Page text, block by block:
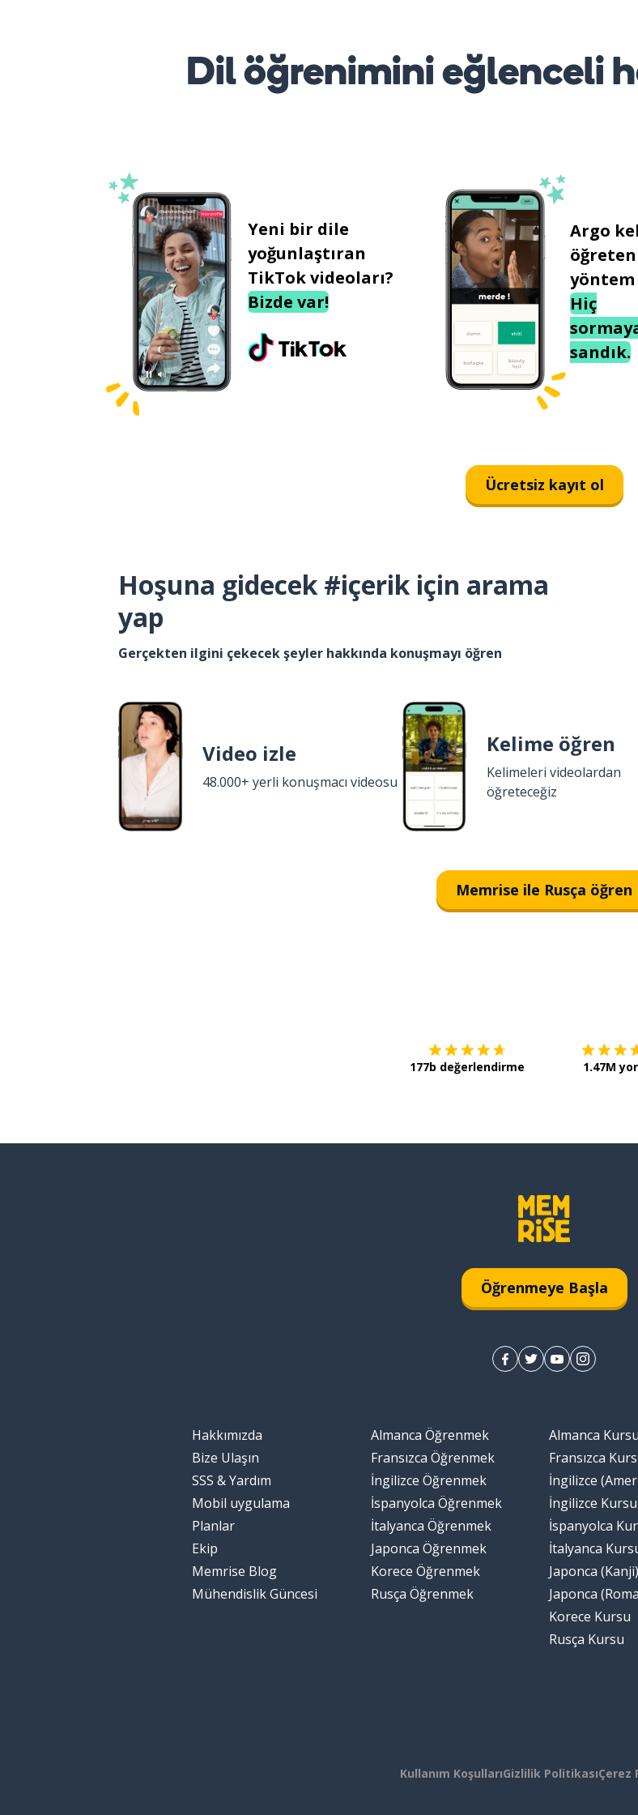
Dil öğrenimini eğlenceli
Yeni bir dile
yoğunlaştıran
TikTok videoları?
Bizde var!
Argo
yöntem
Hiç
sandık.
Ücretsiz kayıt ol
Hoşuna gidecek #içerik için arama
yap
Gerçekten ilgini çekecek şeyler hakkında konuşmayı öğren
Video izle
48.000+ yerli konuşmacı videosu
Kelime öğren
Kelimeleri videolardan
öğreteceğiz
Memrise ile Rusça öğren
177b değerlendirme 1.47M
Öğrenmeye Başla
Hakkımızda
Bize Ulaşın
SSS & Yardım
Mobil uygulama
Planlar
Ekip
Memrise Blog
Mühendislik Güncesi
Almanca Öğrenmek
Fransızca Öğrenmek
İngilizce Öğrenmek
İspanyolca Öğrenmek
İtalyanca Öğrenmek
Japonca Öğrenmek
Korece Öğrenmek
Rusça Öğrenmek
Almanca Kursu
Fransızca
İngilizce
İngilizce Kursu
İspanyolca
İtalyanca
Japonca
Japonca
Korece Kursu
Rusça Kursu
Kullanım KoşullarıGizlilik PolitikasıÇerez